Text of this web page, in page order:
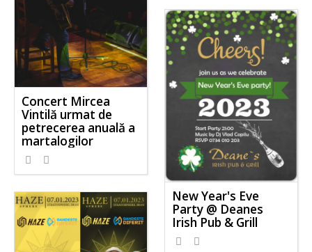
Concert Mircea
Vintilă urmat de
petrecerea anuală a
martalogilor
New Year's Eve
Party @ Deanes
Irish Pub & Grill